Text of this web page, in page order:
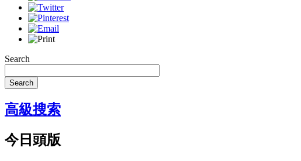
Search
Search
高級搜索
今日頭版